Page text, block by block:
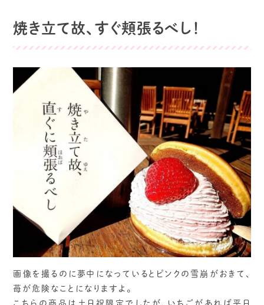
焼き立て故、すぐ頬張るべし！
画像を撮るのに夢中になっているとピンクの雪崩がおきて、
苺が危険なことになりますよ。
こちらの商品は土日祝限定でしたが、いちごがあれば平日